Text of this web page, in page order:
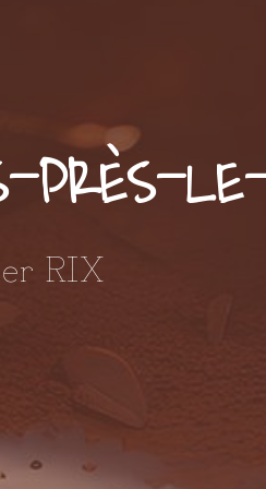
PRÈS-
RIX